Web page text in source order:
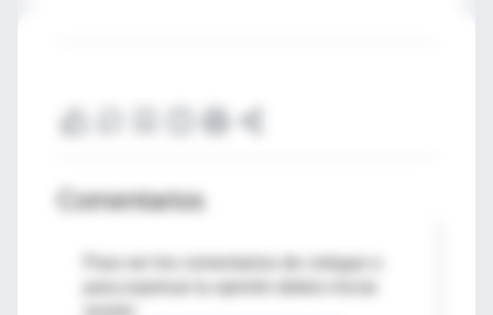
Comentarios
Para ver los comentarios de colegas o